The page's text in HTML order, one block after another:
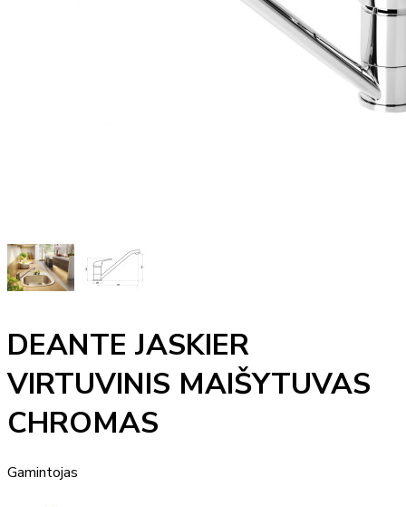
DEANTE JASKIER
VIRTUVINIS MAIŠYTUVAS
CHROMAS
Gamintojas